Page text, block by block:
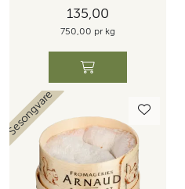
135,00
750,00 pr kg
Sesongvare